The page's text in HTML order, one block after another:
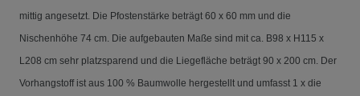
mittig angesetzt. Die Pfostenstärke beträgt 60 x 60 mm und die
Nischenhöhe 74 cm. Die aufgebauten Maße sind mit ca. B98 x H115 x
L208 cm sehr platzsparend und die Liegefläche beträgt 90 x 200 cm. Der
Vorhangstoff ist aus 100 % Baumwolle hergestellt und umfasst 1 x die